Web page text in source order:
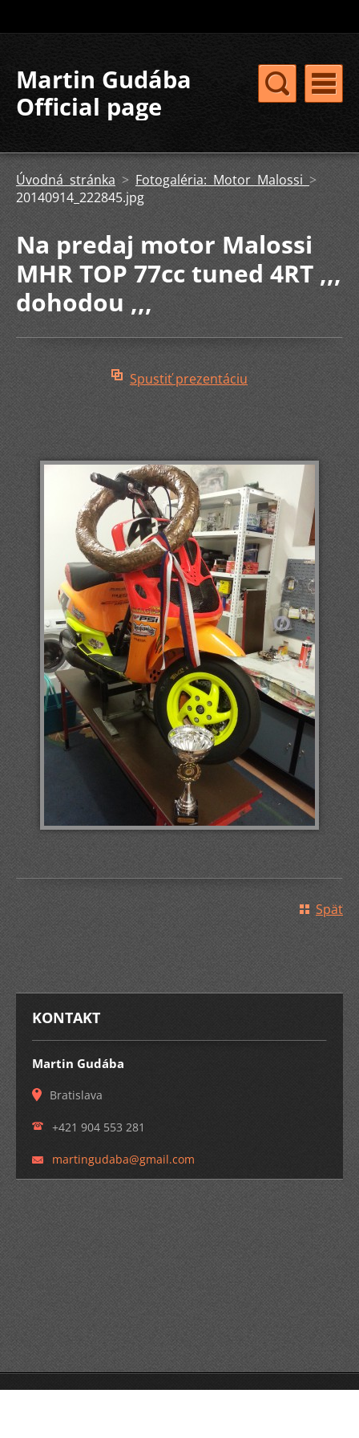
Martin Gudába
Official page
Úvodná stránka > Fotogaléria: Motor Malossi >
20140914_222845.jpg
Na predaj motor Malossi
MHR TOP 77cc tuned 4RT ,,,
dohodou ,,,
Spustiť prezentáciu
Späť
KONTAKT
Martin Gudába
Bratislava
+421 904 553 281
martingudaba@gmail.com